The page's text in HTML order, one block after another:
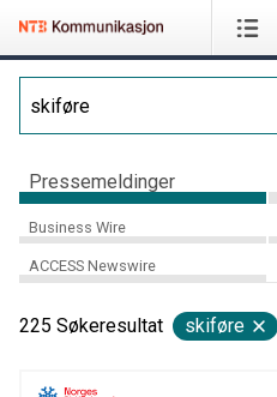
Pressemeldinger
Business Wire
ACCESS Newswire
225 Søkeresultat skiføre